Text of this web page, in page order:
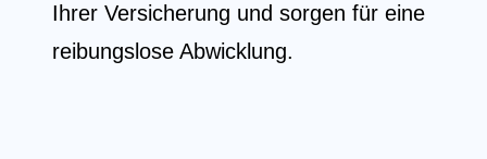
Ihrer Versicherung und sorgen für eine
reibungslose Abwicklung.